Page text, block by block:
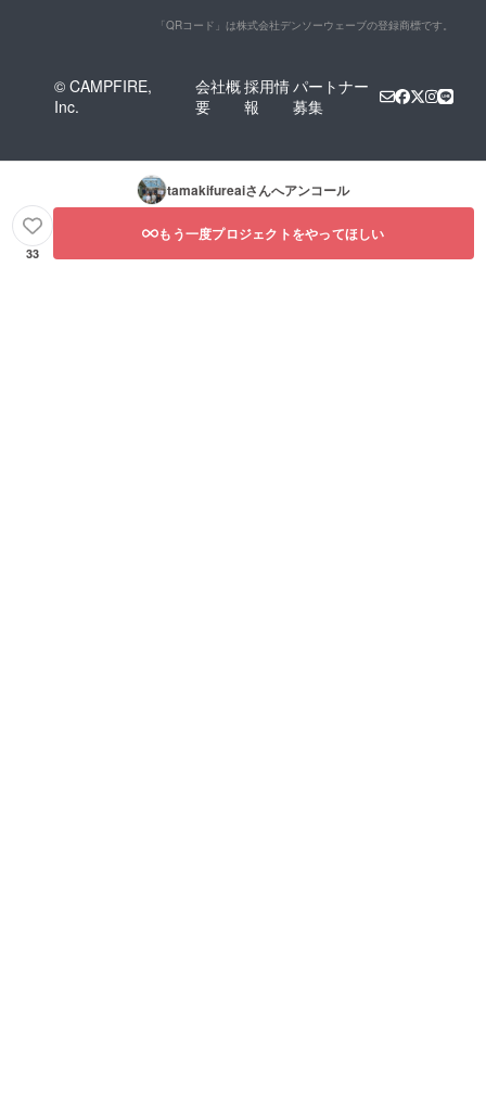
「QRコード」は株式会社デンソーウェーブの登録商標です。
© CAMPFIRE,
Inc.
会社概
要
採用情
報
パートナー
募集
tamakifureaiさんへアンコール
33
もう一度プロジェクトをやってほしい